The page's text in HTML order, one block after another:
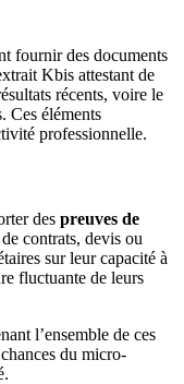
fournir des documents
Kbis attestant de
récents, voire le
Ces éléments
professionnelle.
des preuves de
contrats, devis ou
sur leur capacité à
fluctuante de leurs
l’ensemble de ces
du micro-